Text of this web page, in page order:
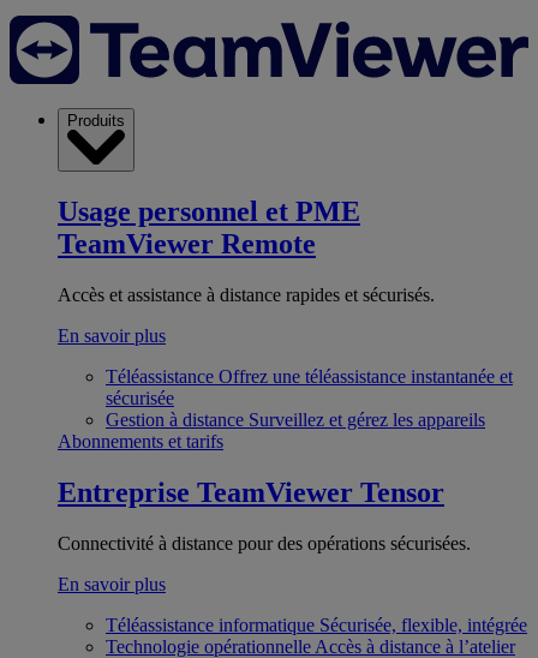
Produits
Usage personnel et PME
TeamViewer Remote
Accès et assistance à distance rapides et sécurisés.
En savoir plus
Téléassistance Offrez une téléassistance instantanée et
sécurisée
Gestion à distance Surveillez et gérez les appareils
Abonnements et tarifs
Entreprise TeamViewer Tensor
Connectivité à distance pour des opérations sécurisées.
En savoir plus
Téléassistance informatique Sécurisée, flexible, intégrée
Technologie opérationnelle Accès à distance à l’atelier